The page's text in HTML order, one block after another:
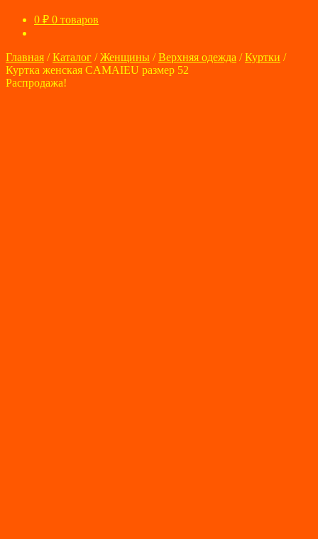
0 ₽ 0 товаров
Главная /Каталог /Женщины /Верхняя одежда /Куртки /
Куртка женская CAMAIEU размер 52
Распродажа!